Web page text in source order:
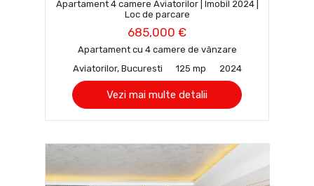
Apartament 4 camere Aviatorilor | Imobil 2024 |
Loc de parcare
685,000 €
Apartament cu 4 camere de vânzare
Aviatorilor, Bucuresti
125 mp 2024
Vezi mai multe detalii